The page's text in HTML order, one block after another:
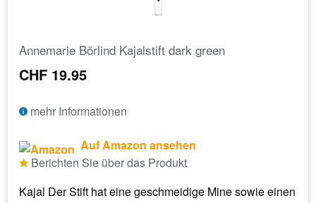
Annemarie Börlind Kajalstift dark green
CHF 19.95
mehr Informationen
Auf Amazon ansehen
Berichten Sie über das Produkt
Kajal Der Stift hat eine geschmeidige Mine sowie einen